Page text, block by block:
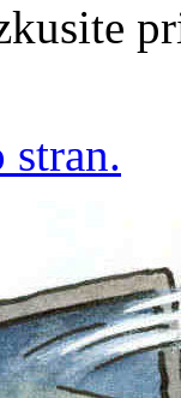
stran.